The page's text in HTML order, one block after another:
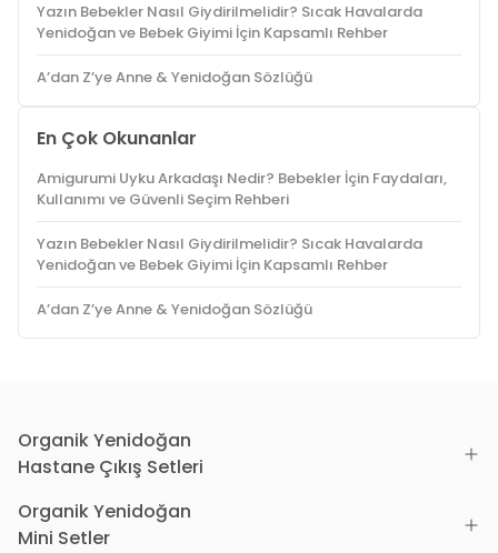
Yazın Bebekler Nasıl Giydirilmelidir? Sıcak Havalarda
Yenidoğan ve Bebek Giyimi İçin Kapsamlı Rehber
A’dan Z’ye Anne & Yenidoğan Sözlüğü
En Çok Okunanlar
Amigurumi Uyku Arkadaşı Nedir? Bebekler İçin Faydaları,
Kullanımı ve Güvenli Seçim Rehberi
Yazın Bebekler Nasıl Giydirilmelidir? Sıcak Havalarda
Yenidoğan ve Bebek Giyimi İçin Kapsamlı Rehber
A’dan Z’ye Anne & Yenidoğan Sözlüğü
Organik Yenidoğan
Hastane Çıkış Setleri
Organik Yenidoğan
Mini Setler